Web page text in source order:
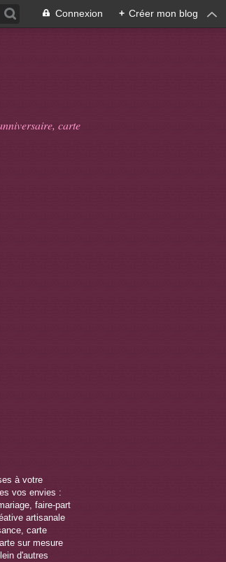
Connexion + Créer mon blog
carte
à votre
vos envies :
faire-part
artisanale
carte
sur mesure
d'autres